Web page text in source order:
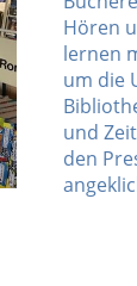
Hören
lernen
um die
und
den